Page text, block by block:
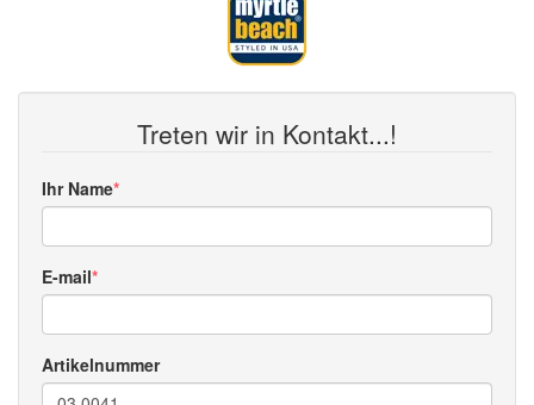
Treten wir in Kontakt...!
Ihr Name
E-mail
Artikelnummer